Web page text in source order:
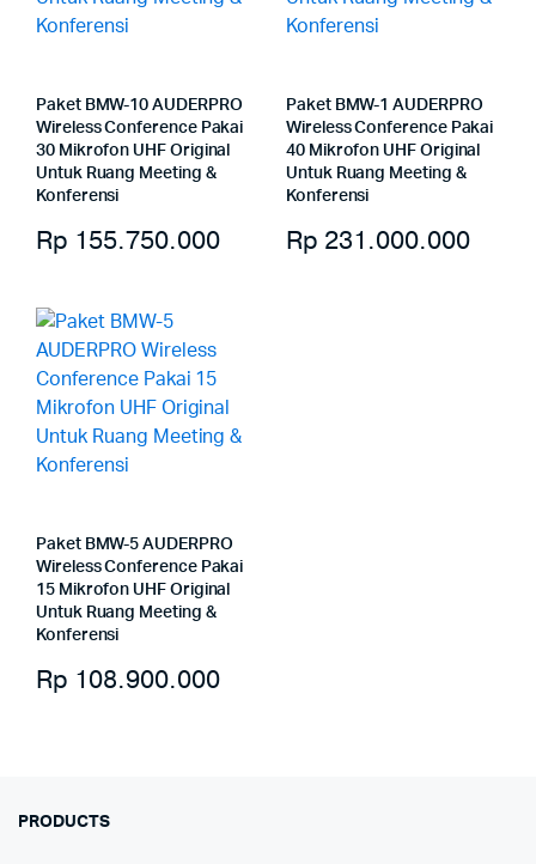
Paket BMW-10 AUDERPRO
Wireless Conference Pakai
30 Mikrofon UHF Original
Untuk Ruang Meeting &
Konferensi
Rp 155.750.000
Paket BMW-1 AUDERPRO
Wireless Conference Pakai
40 Mikrofon UHF Original
Untuk Ruang Meeting &
Konferensi
Rp 231.000.000
Paket BMW-5 AUDERPRO
Wireless Conference Pakai
15 Mikrofon UHF Original
Untuk Ruang Meeting &
Konferensi
Rp 108.900.000
PRODUCTS